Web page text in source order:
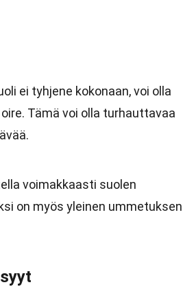
ei tyhjene kokonaan, voi olla
Tämä voi olla turhauttavaa
voimakkaasti suolen
on myös yleinen ummetuksen